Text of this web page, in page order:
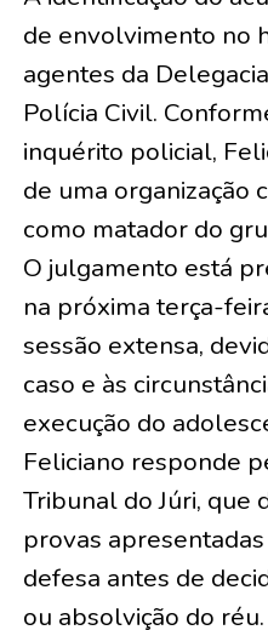
de envolvimento no
agentes da
Polícia Civil.
inquérito policial,
de uma organização
como matador do
O julgamento está
na próxima terça-
sessão extensa,
caso e às
execução do
Feliciano responde
Tribunal do Júri, que
provas
defesa antes de
ou absolvição do réu.